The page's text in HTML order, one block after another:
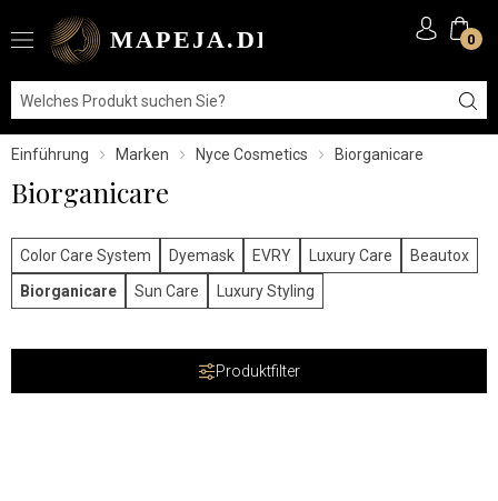
0
Einführung Marken Nyce Cosmetics Biorganicare
Biorganicare
Color Care System Dyemask EVRY Luxury Care
Beautox
Biorganicare
Sun Care Luxury Styling
Produktfilter